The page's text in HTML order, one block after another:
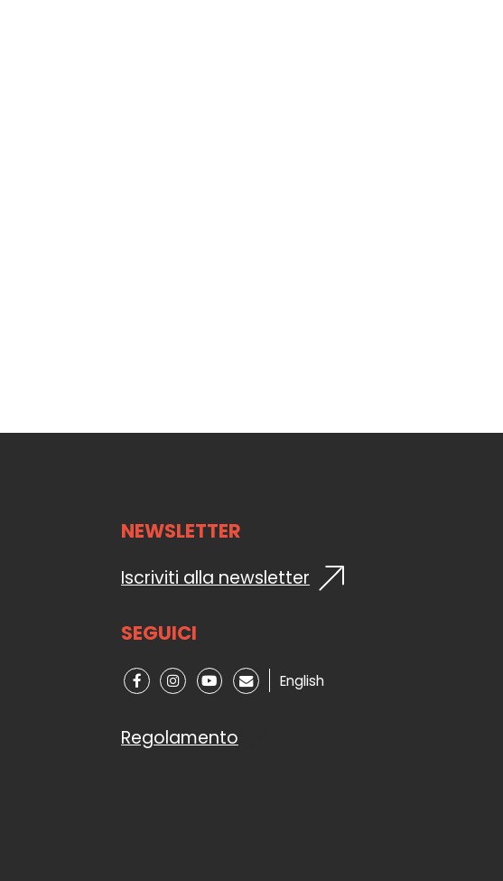
NEWSLETTER
Iscriviti alla newsletter
SEGUICI
English
Regolamento